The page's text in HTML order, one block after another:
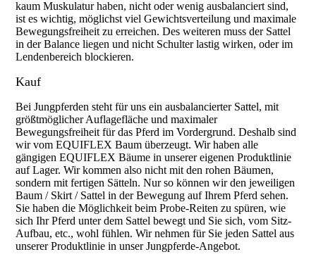
kaum Muskulatur haben, nicht oder wenig ausbalanciert sind,
ist es wichtig, möglichst viel Gewichtsverteilung und maximale
Bewegungsfreiheit zu erreichen. Des weiteren muss der Sattel
in der Balance liegen und nicht Schulter lastig wirken, oder im
Lendenbereich blockieren.
Kauf
Bei Jungpferden steht für uns ein ausbalancierter Sattel, mit
größtmöglicher Auflagefläche und maximaler
Bewegungsfreiheit für das Pferd im Vordergrund. Deshalb sind
wir vom EQUIFLEX Baum überzeugt. Wir haben alle
gängigen EQUIFLEX Bäume in unserer eigenen Produktlinie
auf Lager. Wir kommen also nicht mit den rohen Bäumen,
sondern mit fertigen Sätteln. Nur so können wir den jeweiligen
Baum / Skirt / Sattel in der Bewegung auf Ihrem Pferd sehen.
Sie haben die Möglichkeit beim Probe-Reiten zu spüren, wie
sich Ihr Pferd unter dem Sattel bewegt und Sie sich, vom Sitz-
Aufbau, etc., wohl fühlen. Wir nehmen für Sie jeden Sattel aus
unserer Produktlinie in unser Jungpferde-Angebot.